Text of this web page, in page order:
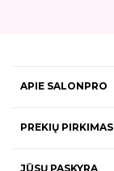
APIE SALONPRO
PREKIŲ PIRKIMAS
JŪSŲ PASKYRA